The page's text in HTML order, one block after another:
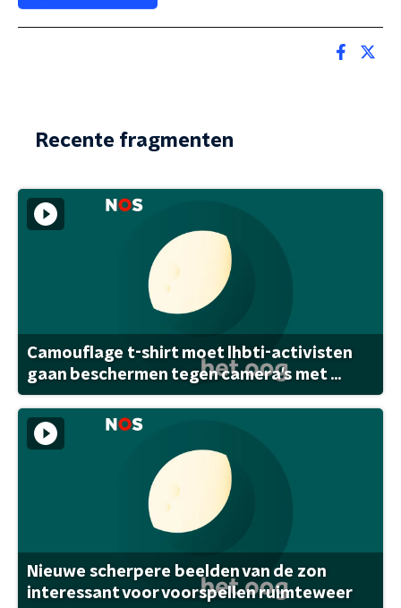
Recente fragmenten
Camouflage t-shirt moet lhbti-activisten
gaan beschermen tegen camera's met ...
Nieuwe scherpere beelden van de zon
interessant voor voorspellen ruimteweer